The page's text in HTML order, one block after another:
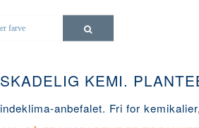
KEMI.
anbefalet. Fri for